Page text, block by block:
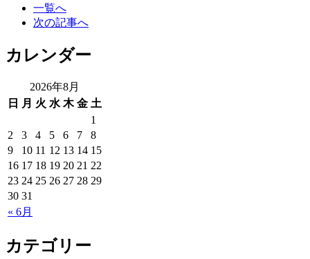
一覧へ
次の記事へ
カレンダー
2026年8月
日
月 火 水 木 金 土
« 6月
1
2
3 4 5 6 7
8
9
10 11 12 13 14 15
16 17 18 19 20 21 22
23 24 25 26 27 28 29
30 31
カテゴリー